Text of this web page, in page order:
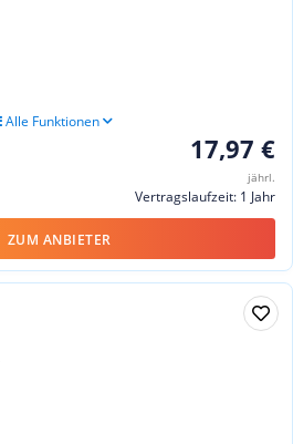
Alle Funktionen
17,97 €
jährl.
Vertragslaufzeit: 1 Jahr
ZUM ANBIETER